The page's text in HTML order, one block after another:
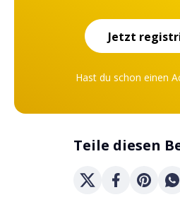
Jetzt
Hast du schon einen
Teile diesen